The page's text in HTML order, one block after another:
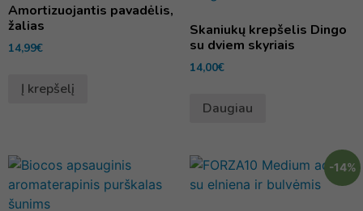
Amortizuojantis pavadėlis,
žalias
14,99€
Į krepšelį
Skaniukų krepšelis Dingo
su dviem skyriais
14,00€
Daugiau
-14%